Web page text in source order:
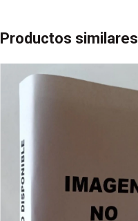
Productos similares